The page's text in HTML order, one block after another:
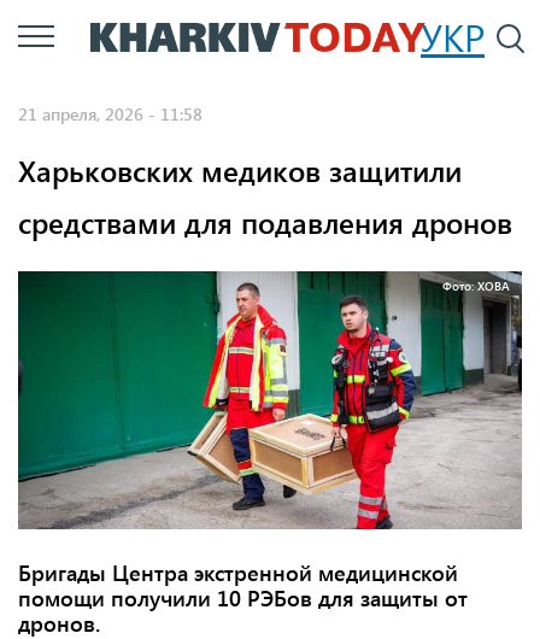
Перейти
к
УКР
21 апреля, 2026 - 11:58
Харьковских медиков защитили
средствами для подавления дронов
Фото: ХОВА
Бригады Центра экстренной медицинской
помощи получили 10 РЭБов для защиты от
дронов.